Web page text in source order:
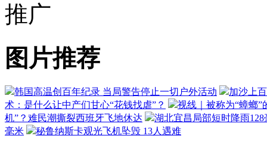
推广
图片推荐
韩国高温创百年纪录 当局警告停止一切户外活动
加沙上
术：是什么让中产们甘心“花钱找虐”？
视线｜被称为“蟑螂
机”？难民潮撕裂西班牙飞地休达
湖北宜昌局部短时降雨
毫米
秘鲁纳斯卡观光飞机坠毁 13人遇难